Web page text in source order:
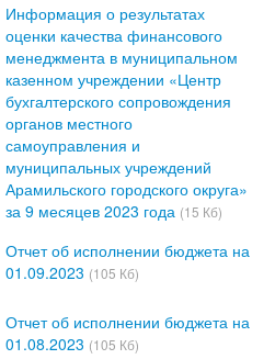
Информация о результатах
оценки качества финансового
менеджмента в муниципальном
казенном учреждении «Центр
бухгалтерского сопровождения
органов местного
самоуправления и
муниципальных учреждений
Арамильского городского округа»
за 9 месяцев 2023 года (15 Кб)
Отчет об исполнении бюджета на
01.09.2023 (105 Кб)
Отчет об исполнении бюджета на
01.08.2023 (105 Кб)